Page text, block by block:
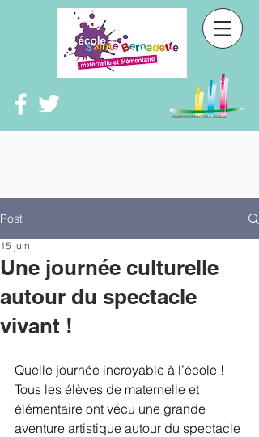
Post
Une journée culturelle
autour du spectacle
vivant !
15 juin
Quelle journée incroyable à l’école !
Tous les élèves de maternelle et
élémentaire ont vécu une grande
aventure artistique autour du spectacle